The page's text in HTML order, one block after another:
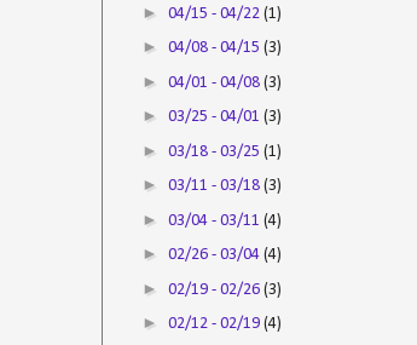
► 04/15 - 04/22 (1)
► 04/08 - 04/15 (3)
► 04/01 - 04/08 (3)
► 03/25 - 04/01 (3)
► 03/18 - 03/25 (1)
► 03/11 - 03/18 (3)
► 03/04 - 03/11 (4)
► 02/26 - 03/04 (4)
► 02/19 - 02/26 (3)
► 02/12 - 02/19 (4)